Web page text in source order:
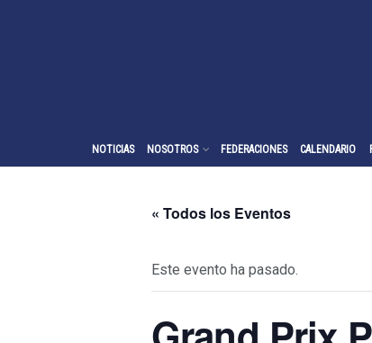
NOTICIAS NOSOTROS FEDERACIONES CALENDARIO
« Todos los Eventos
Este evento ha pasado.